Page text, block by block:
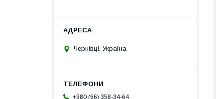
Чернівці, Україна
+380 (66) 358-34-64